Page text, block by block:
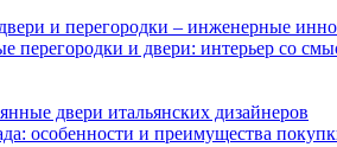
и перегородки – инженерные
перегородки и двери: интерьер со
двери итальянских дизайнеров
особенности и преимущества